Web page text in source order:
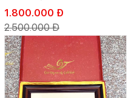
1.800.000 Đ
2.500.000 Đ